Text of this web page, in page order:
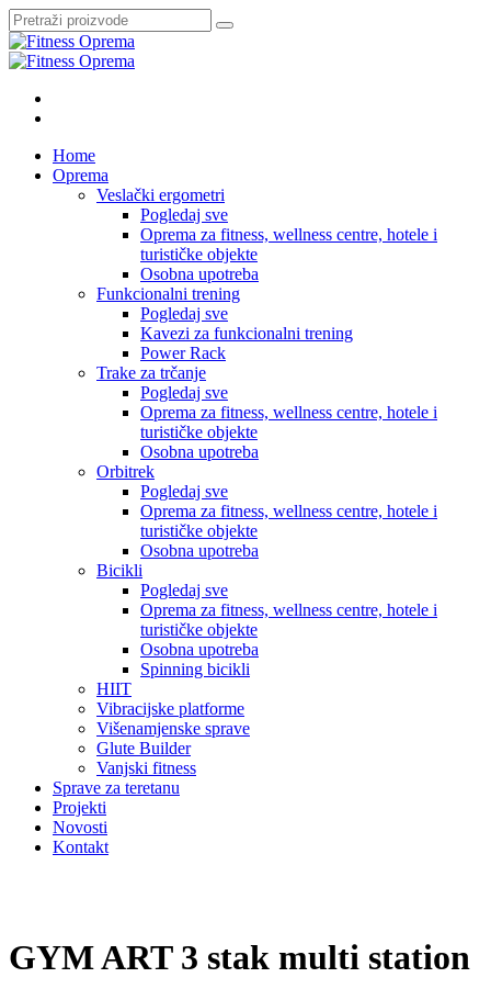
Pretraži:
Home
Oprema
Veslački ergometri
Pogledaj sve
Oprema za fitness, wellness centre, hotele i
turističke objekte
Osobna upotreba
Funkcionalni trening
Pogledaj sve
Kavezi za funkcionalni trening
Power Rack
Trake za trčanje
Pogledaj sve
Oprema za fitness, wellness centre, hotele i
turističke objekte
Osobna upotreba
Orbitrek
Pogledaj sve
Oprema za fitness, wellness centre, hotele i
turističke objekte
Osobna upotreba
Bicikli
Pogledaj sve
Oprema za fitness, wellness centre, hotele i
turističke objekte
Osobna upotreba
Spinning bicikli
HIIT
Vibracijske platforme
Višenamjenske sprave
Glute Builder
Vanjski fitness
Sprave za teretanu
Projekti
Novosti
Kontakt
GYM ART 3 stak multi station